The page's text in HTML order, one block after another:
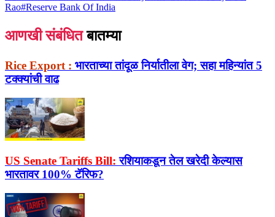
Rao#Reserve Bank Of India
आणखी संबंधित बातम्या
Rice Export : भारताच्या तांदूळ निर्यातीला वेग; सहा महिन्यांत 5
टक्क्यांची वाढ
US Senate Tariffs Bill: रशियाकडून तेल खरेदी केल्यास
भारतावर 100% टॅरिफ?